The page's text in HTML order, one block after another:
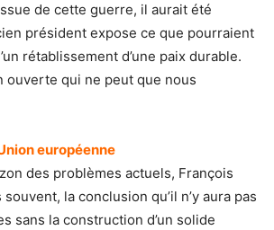
de cette guerre, il aurait été
président expose ce que pourraient
rétablissement d’une paix durable.
ouverte qui ne peut que nous
européenne
des problèmes actuels, François
la conclusion qu’il n’y aura pas
sans la construction d’un solide